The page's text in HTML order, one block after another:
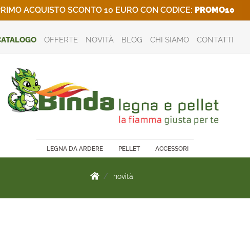
ACQUISTO SCONTO 10 EURO CON CODICE: PROMO10
OFFERTE NOVITÀ BLOG CHI SIAMO CONTATTI
LEGNA DA ARDERE PELLET ACCESSORI
novità